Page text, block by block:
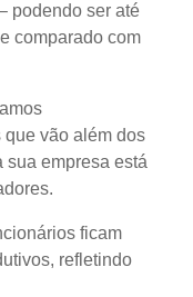
podendo ser até
comparado com
vão além dos
sua empresa está
ficam
refletindo